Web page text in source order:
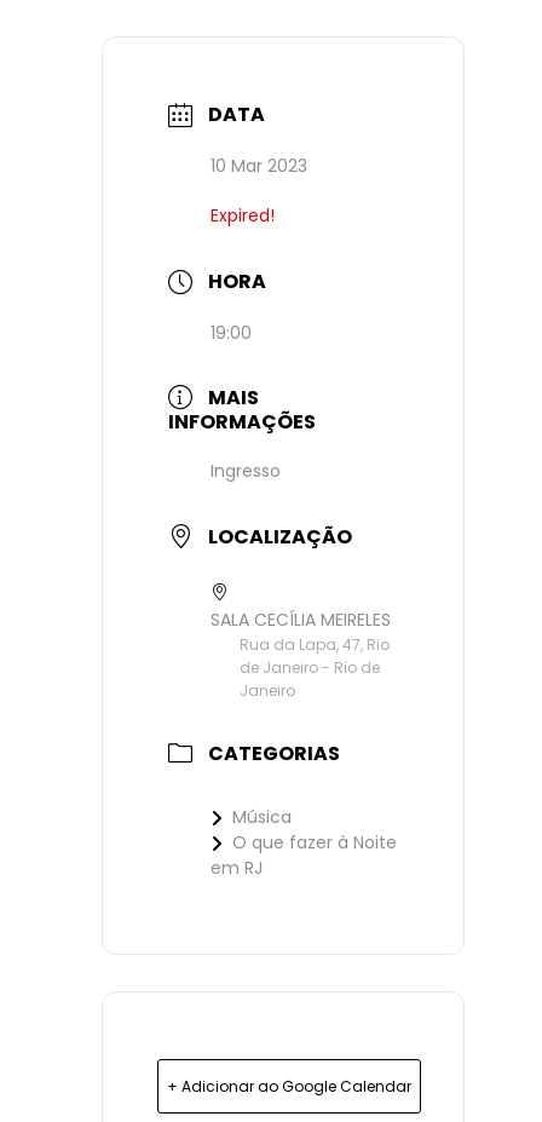
DATA
10 Mar 2023
Expired!
HORA
19:00
MAIS
INFORMAÇÕES
Ingresso
LOCALIZAÇÃO
SALA CECÍLIA MEIRELES
Rua da Lapa, 47, Rio
de Janeiro - Rio de
Janeiro
CATEGORIAS
Música
O que fazer à Noite
em RJ
+ Adicionar ao Google Calendar